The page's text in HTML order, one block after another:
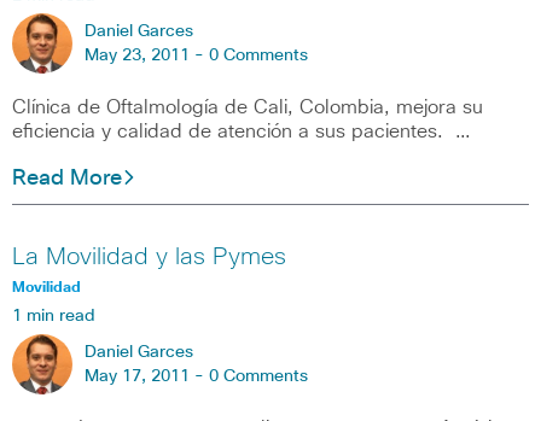
Daniel Garces
May 23, 2011 - 0 Comments
Clínica de Oftalmología de Cali, Colombia, mejora su
eficiencia y calidad de atención a sus pacientes. …
Read More
La Movilidad y las Pymes
Movilidad
1 min read
Daniel Garces
May 17, 2011 - 0 Comments